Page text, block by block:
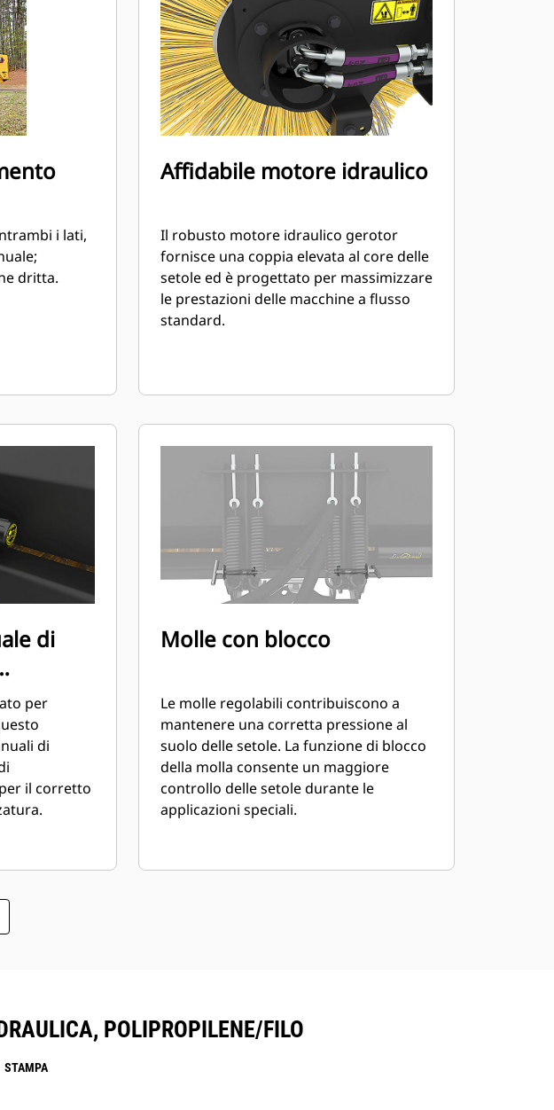
i lati,
dritta.
Affidabile motore idraulico
Il robusto motore idraulico gerotor
fornisce una coppia elevata al core delle
setole ed è progettato per massimizzare
le prestazioni delle macchine a flusso
standard.
di
per
di
il corretto
Molle con blocco
Le molle regolabili contribuiscono a
mantenere una corretta pressione al
suolo delle setole. La funzione di blocco
della molla consente un maggiore
controllo delle setole durante le
applicazioni speciali.
POLIPROPILENE/FILO
STAMPA